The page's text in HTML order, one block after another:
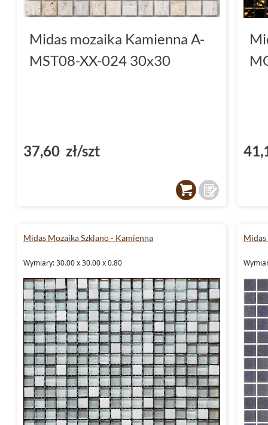
Midas mozaika Kamienna A-
MST08-XX-024 30x30
37,60 zł/szt
Midas Mozaika Szklano - Kamienna
Wymiary: 30.00 x 30.00 x 0.80